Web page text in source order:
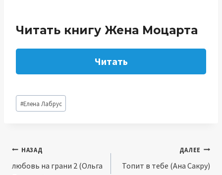
Читать книгу Жена Моцарта
Читать
Метки
записи:
#Елена Лабрус
Навигация
по
НАЗАД
любовь на грани 2 (Ольга
ДАЛЕЕ
Топит в тебе (Ана Сакру)